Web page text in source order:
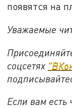
появятся на
Уважаемые
соцсетях
Если вам есть